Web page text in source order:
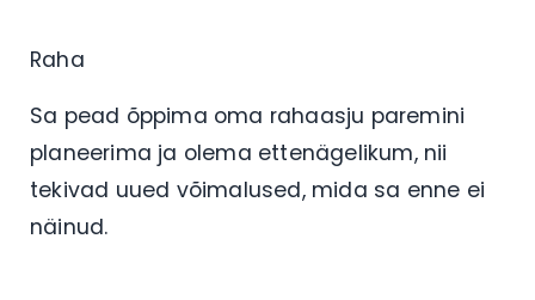
Raha
Sa pead õppima oma rahaasju paremini
planeerima ja olema ettenägelikum, nii
tekivad uued võimalused, mida sa enne ei
näinud.